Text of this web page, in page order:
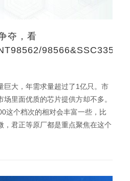
夺，看
98566&SSC335/
巨大，年需求量超过了1亿只。市
里面优质的芯片提供方却不多。
这个档次的相对会丰富一些，比
，君正等原厂都是重点聚焦在这个